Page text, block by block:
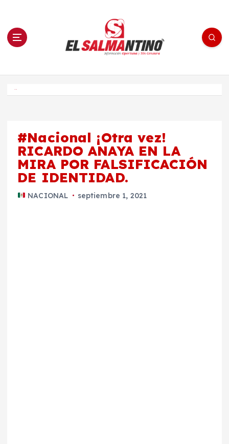
n El Salmantino - medios/noticias/editorial
#Nacional ¡Otra vez!
RICARDO ANAYA EN LA
MIRA POR FALSIFICACIÓN
DE IDENTIDAD.
NACIONAL septiembre 1, 2021